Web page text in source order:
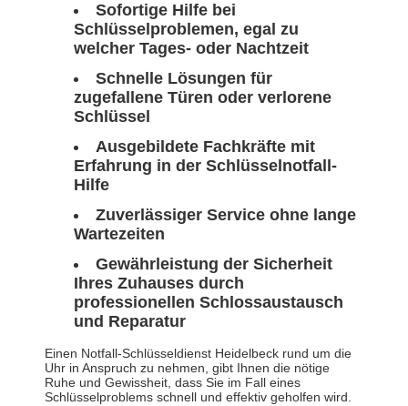
Sofortige Hilfe bei
Schlüsselproblemen, egal zu
welcher Tages- oder Nachtzeit
Schnelle Lösungen für
zugefallene Türen oder verlorene
Schlüssel
Ausgebildete Fachkräfte mit
Erfahrung in der Schlüsselnotfall-
Hilfe
Zuverlässiger Service ohne lange
Wartezeiten
Gewährleistung der Sicherheit
Ihres Zuhauses durch
professionellen Schlossaustausch
und Reparatur
Einen Notfall-Schlüsseldienst Heidelbeck rund um die
Uhr in Anspruch zu nehmen, gibt Ihnen die nötige
Ruhe und Gewissheit, dass Sie im Fall eines
Schlüsselproblems schnell und effektiv geholfen wird.